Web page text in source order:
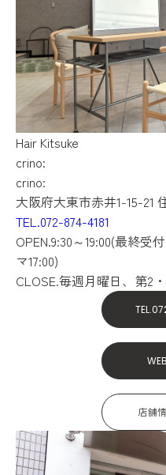
Hair Kitsuke
crino:
crino:
大阪府大東市赤井1-15-21
TEL.072-874-4181
OPEN.9:30～19:00(最終受
マ17:00)
CLOSE.毎週月曜日、第2
店舗